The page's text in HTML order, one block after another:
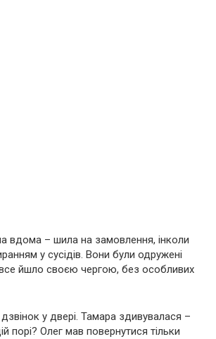
вдома – шила на замовлення, інколи
у сусідів. Вони були одружені
все йшло своєю чергою, без особливих
у двері. Тамара здивувалася –
порі? Олег мав повернутися тільки